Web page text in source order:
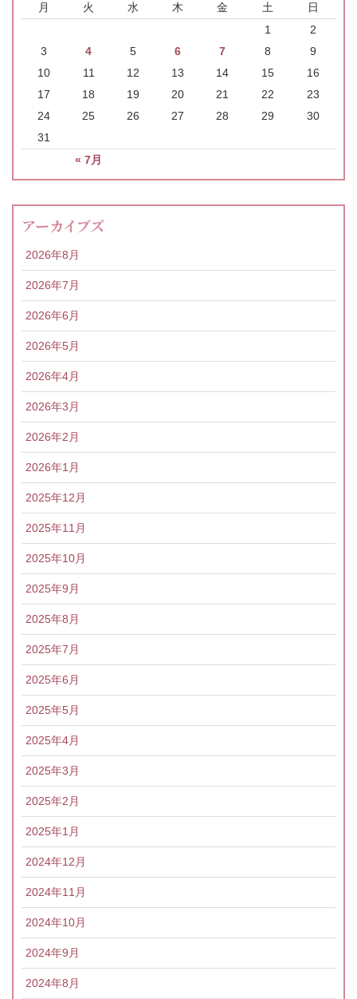
月 火 水 木 金 土 日
« 7月
1
2
3
4 5 6 7 8
9
10
11 12 13 14 15
16
17
18 19 20 21 22
23
24
25 26 27 28 29
30
31
アーカイブズ
2026年8月
2026年7月
2026年6月
2026年5月
2026年4月
2026年3月
2026年2月
2026年1月
2025年12月
2025年11月
2025年10月
2025年9月
2025年8月
2025年7月
2025年6月
2025年5月
2025年4月
2025年3月
2025年2月
2025年1月
2024年12月
2024年11月
2024年10月
2024年9月
2024年8月